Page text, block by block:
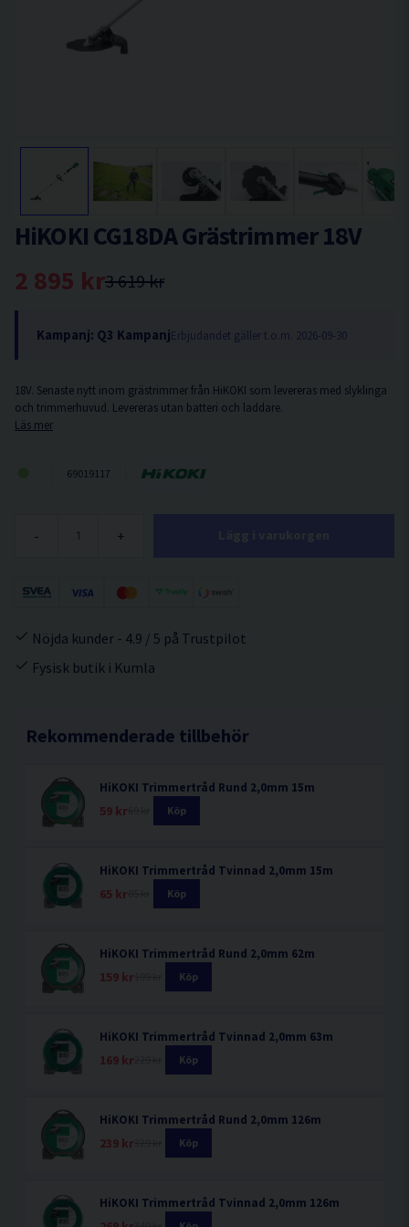
HiKOKI CG18DA Grästrimmer 18V
3 619 kr
2 895 kr
Kampanj: Q3 KampanjErbjudandet gäller t.o.m. 2026-09-30
18V. Senaste nytt inom grästrimmer från HiKOKI som levereras med slyklinga
och trimmerhuvud. Levereras utan batteri och laddare.
Läs mer
69019117
- +
Nöjda kunder - 4.9 / 5 på Trustpilot
Fysisk butik i Kumla
Rekommenderade tillbehör
HiKOKI Trimmertråd Rund 2,0mm 15m
59 kr Köp
HiKOKI Trimmertråd Tvinnad 2,0mm 15m
65 kr Köp
HiKOKI Trimmertråd Rund 2,0mm 62m
159 kr Köp
HiKOKI Trimmertråd Tvinnad 2,0mm 63m
169 kr Köp
HiKOKI Trimmertråd Rund 2,0mm 126m
239 kr Köp
HiKOKI Trimmertråd Tvinnad 2,0mm 126m